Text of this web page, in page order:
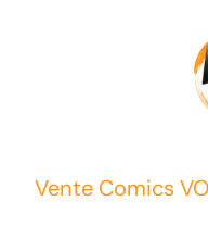
Vente Comics